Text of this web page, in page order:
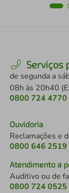
Serviços
de segunda a
08h às 20h40
0800 724 4770
Ouvidoria
Reclamações e
0800 646 2519
Atendimento a
Auditivo ou de
0800 724 0525